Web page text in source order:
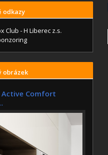
odkazy
Club - H Liberec z.s.
obrázek
Active Comfort